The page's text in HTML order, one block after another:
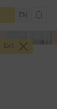
EN
Exit